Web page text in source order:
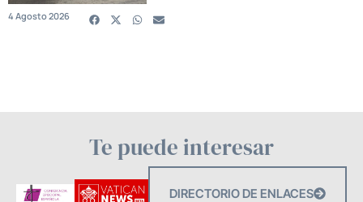
4 Agosto 2026
Te puede interesar
DIRECTORIO DE ENLACES